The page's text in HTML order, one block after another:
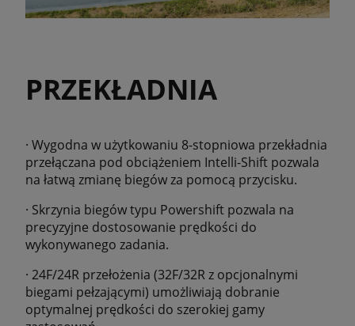
PRZEKŁADNIA
· Wygodna w użytkowaniu 8-stopniowa przekładnia
przełączana pod obciążeniem Intelli-Shift pozwala
na łatwą zmianę biegów za pomocą przycisku.
· Skrzynia biegów typu Powershift pozwala na
precyzyjne dostosowanie prędkości do
wykonywanego zadania.
· 24F/24R przełożenia (32F/32R z opcjonalnymi
biegami pełzającymi) umożliwiają dobranie
optymalnej prędkości do szerokiej gamy